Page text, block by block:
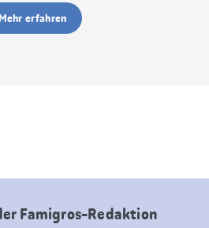
Mehr erfahren
Famigros-Redaktion